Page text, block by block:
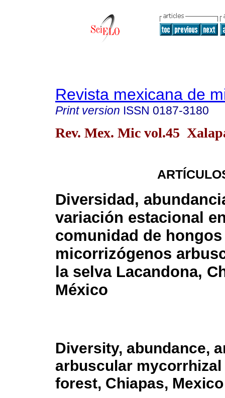
Revista mexicana de
Print version ISSN 0187-3180
Rev. Mex. Mic vol.45
Diversidad,
variación estacional
comunidad de hongos
micorrizógenos
la selva Lacandona,
México
Diversity, abundance,
arbuscular
forest, Chiapas, Mexico